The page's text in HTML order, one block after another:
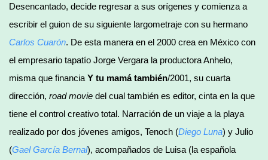
Desencantado, decide regresar a sus orígenes y comienza a
escribir el guion de su siguiente largometraje con su hermano
Carlos Cuarón. De esta manera en el 2000 crea en México con
el empresario tapatío Jorge Vergara la productora Anhelo,
misma que financia Y tu mamá también/2001, su cuarta
dirección, road movie del cual también es editor, cinta en la que
tiene el control creativo total. Narración de un viaje a la playa
realizado por dos jóvenes amigos, Tenoch (Diego Luna) y Julio
(Gael García Bernal), acompañados de Luisa (la española